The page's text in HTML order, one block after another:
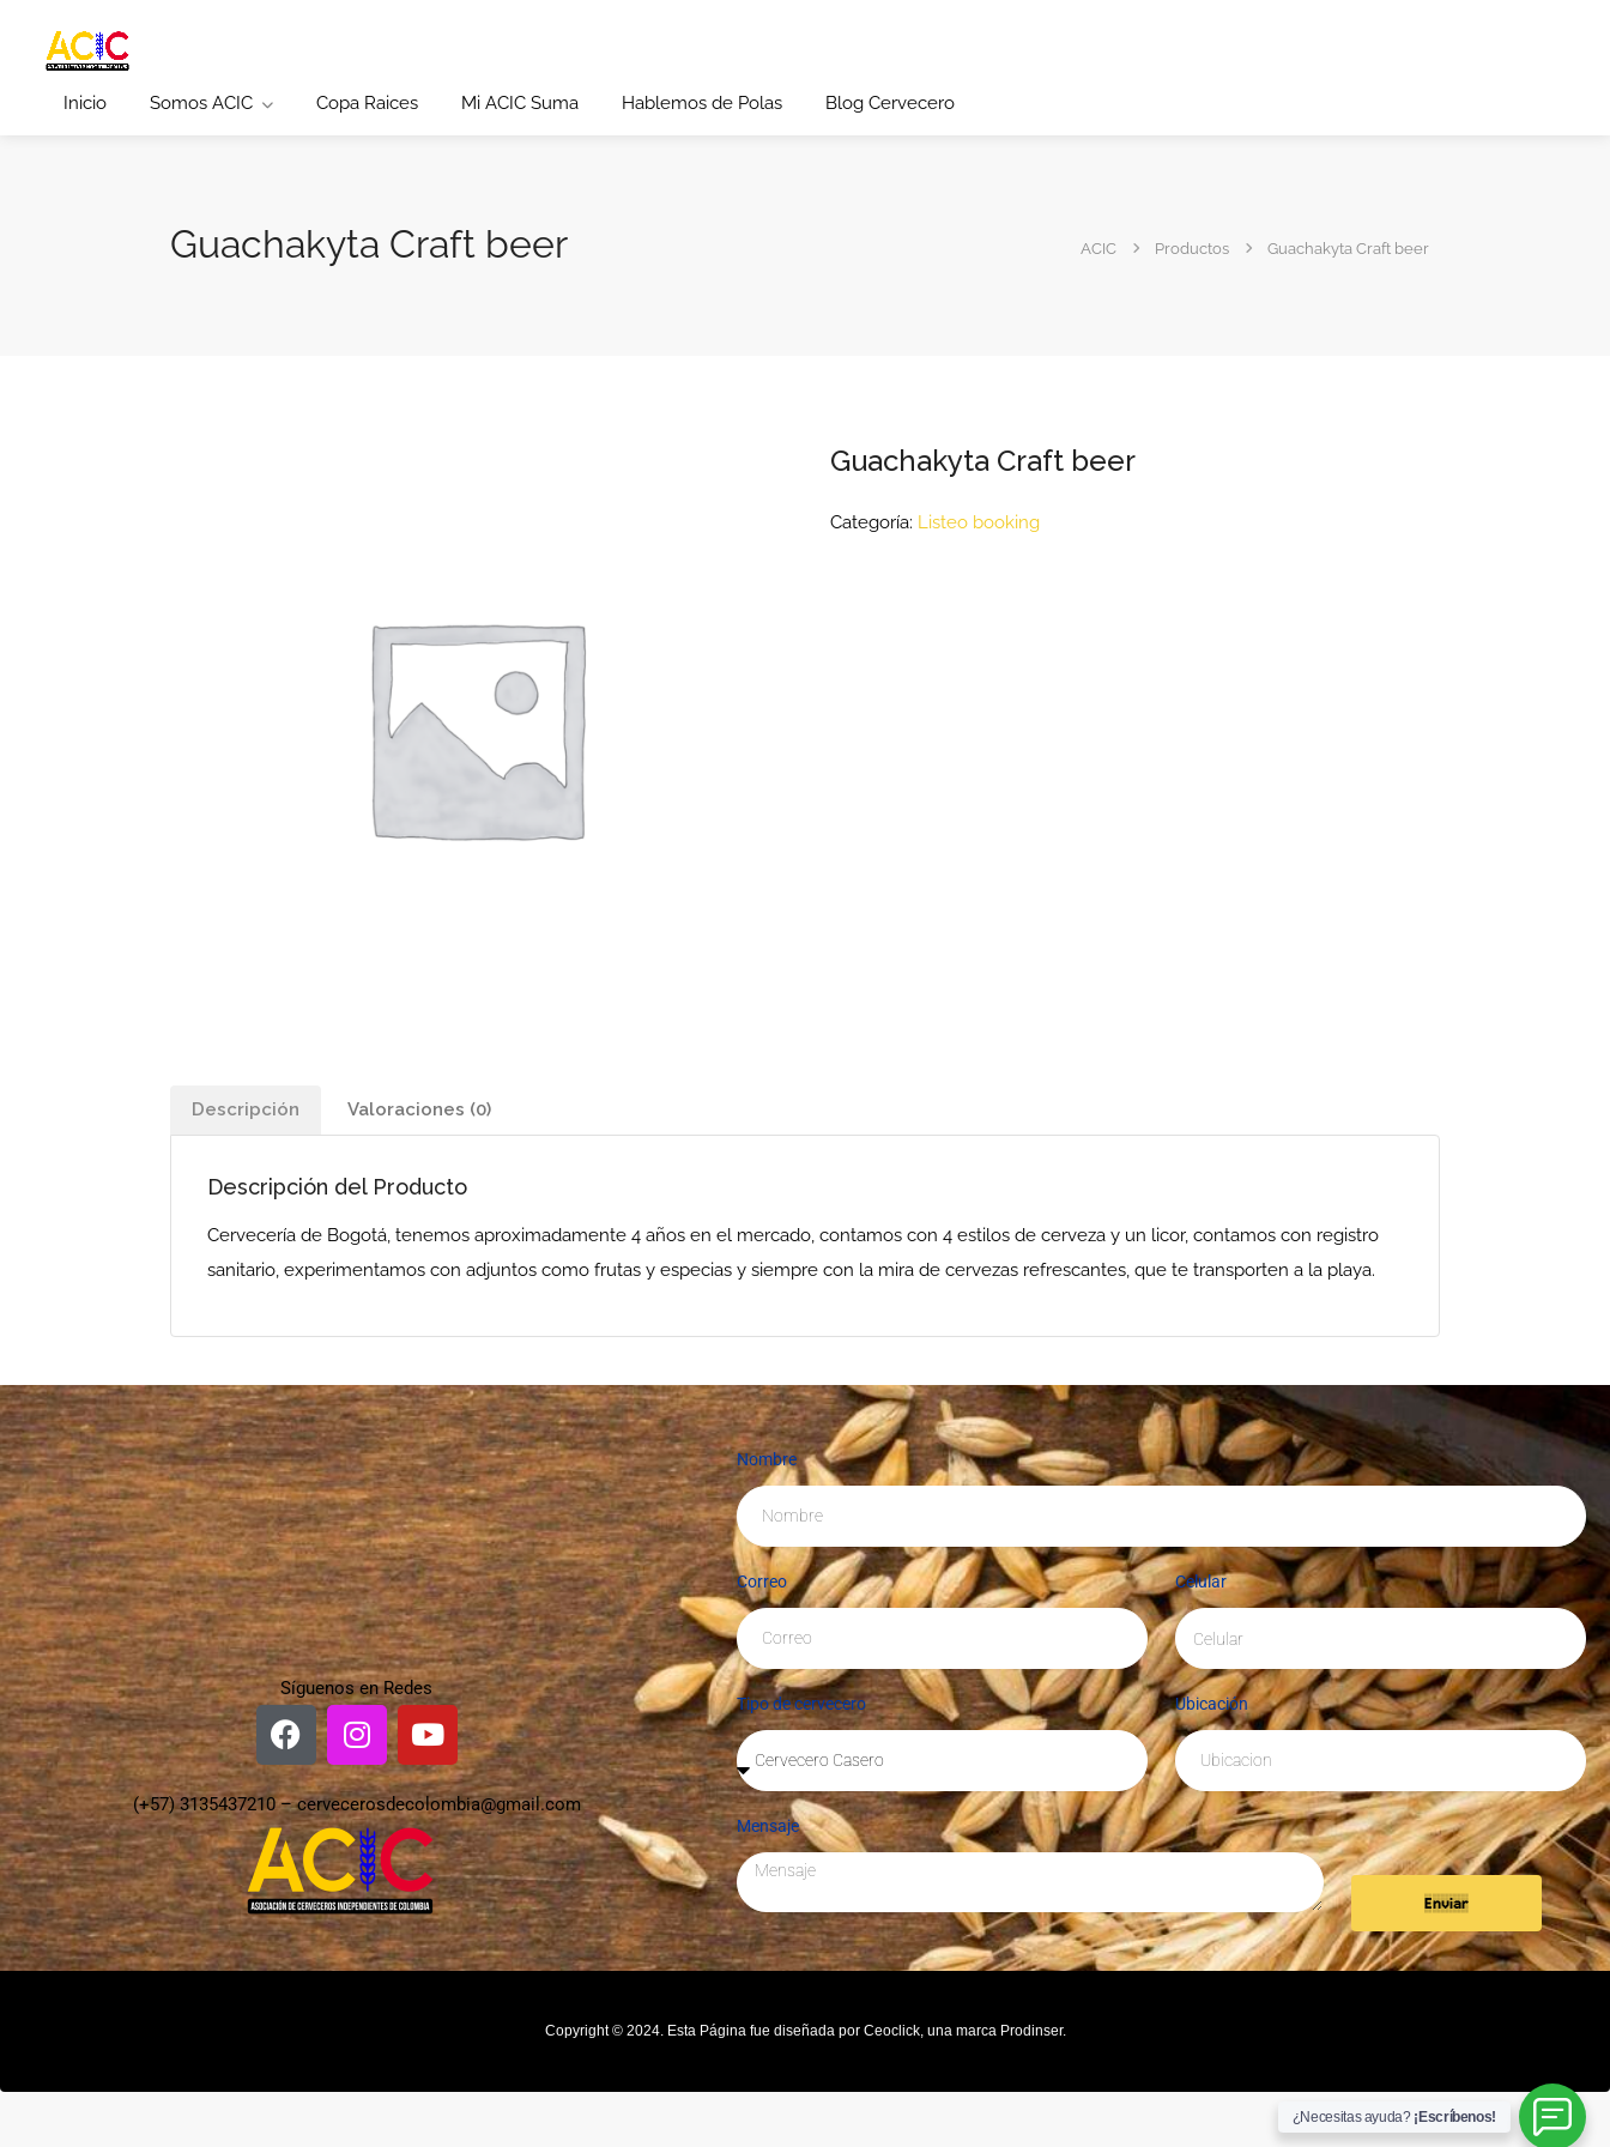
Inicio Somos ACIC Copa Raices Mi ACIC Suma Hablemos de Polas Blog Cervecero
Guachakyta Craft beer ACIC Productos Guachakyta Craft beer
Guachakyta Craft beer
Categoría: Listeo booking
Descripción Valoraciones (0)
Descripción del Producto
Cervecería de Bogotá, tenemos aproximadamente 4 años en el mercado, contamos con 4 estilos de cerveza y un licor, contamos con registro
sanitario, experimentamos con adjuntos como frutas y especias y siempre con la mira de cervezas refrescantes, que te transporten a la playa.
Síguenos en Redes
(+57) 3135437210 –cervecerosdecolombia@gmail.com
Nombre
Correo Celular
Tipo de cervecero Ubicación
Mensaje
Enviar
Copyright © 2024. Esta Página fue diseñada por Ceoclick, una marca Prodinser.
¿Necesitas ayuda? ¡Escríbenos!